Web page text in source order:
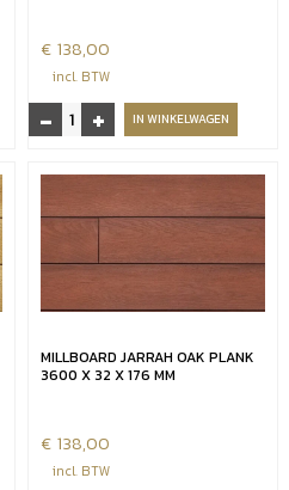
€ 138,00
incl. BTW
-
Millboard
Coppered
mm
+ IN WINKELWAGEN
MILLBOARD JARRAH OAK PLANK
3600 X 32 X 176 MM
€ 138,00
incl. BTW